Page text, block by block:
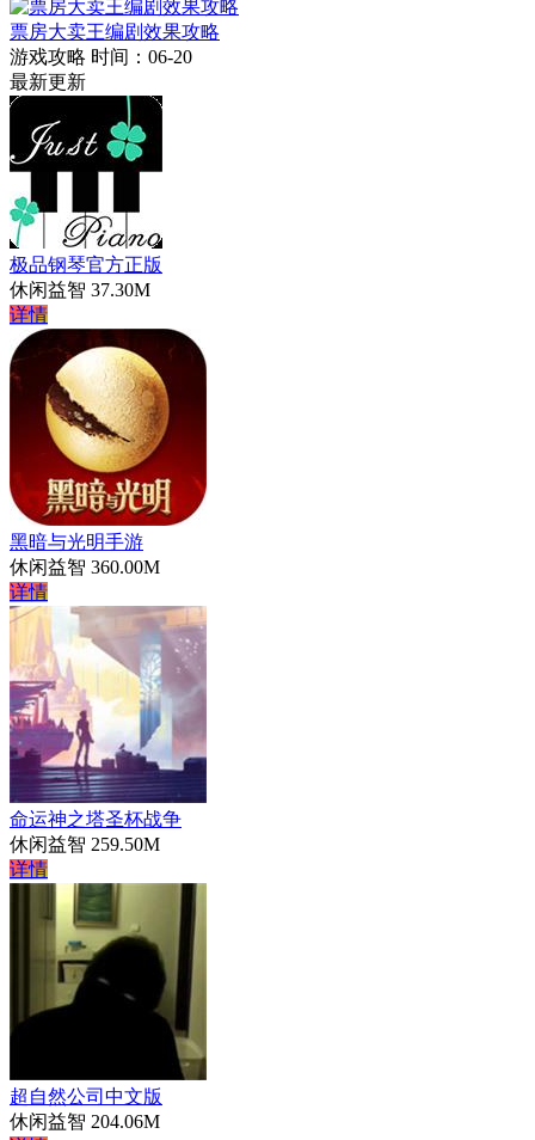
票房大卖王编剧效果攻略
游戏攻略 时间：06-20
最新更新
极品钢琴官方正版
休闲益智 37.30M
详情
黑暗与光明手游
休闲益智 360.00M
详情
命运神之塔圣杯战争
休闲益智 259.50M
详情
超自然公司中文版
休闲益智 204.06M